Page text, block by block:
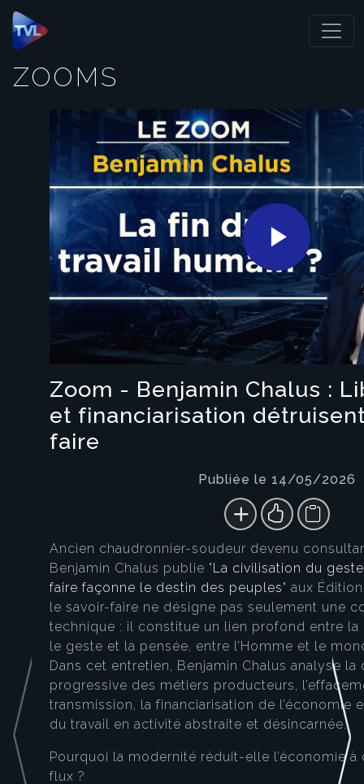
Panneau de gestion des cookies
ZOOMS
Play
Video
Zoom - Benjamin Chalus :
et financiarisation
faire
Publiée le 14/05/2026
Ancien chaudronnier-soudeur devenu
Benjamin Chalus publie " La civilisation du
faire façonne le destin des peuples" aux
le savoir-faire ne désigne pas seulement une
technique : il constitue un lien profond entre la
le geste et la pensée, entre l’Homme et le
Dans cet entretien, Benjamin Chalus analyse la
progressive des métiers producteurs,
transmission, la financiarisation de l’économie
du travail en activité abstraite et désincarnée.
Pourquoi la modernité réduit-elle l’économie
flux ?